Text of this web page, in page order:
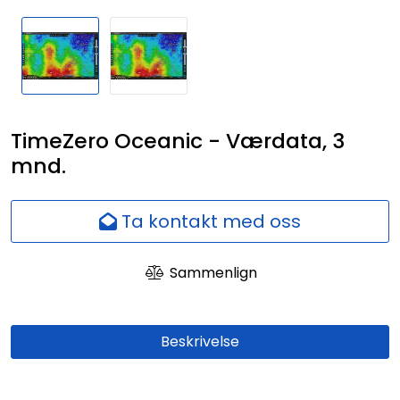
TimeZero Oceanic - Værdata, 3
mnd.
Ta kontakt med oss
Sammenlign
Beskrivelse
Nettverk
Ansatte